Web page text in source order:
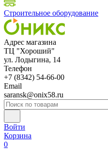
Строительное оборудование
Адрес магазина
ТЦ "Хороший"
ул. Лодыгина, 14
Телефон
+7 (8342) 54-66-00
Email
saransk@onix58.ru
Войти
Корзина
0